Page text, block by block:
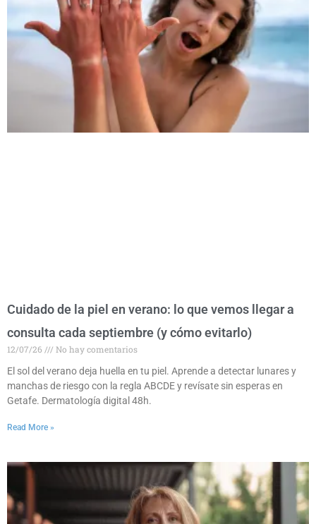
Cuidado de la piel en verano: lo que vemos llegar a
consulta cada septiembre (y cómo evitarlo)
12/07/26
No hay comentarios
El sol del verano deja huella en tu piel. Aprende a detectar lunares y
manchas de riesgo con la regla ABCDE y revísate sin esperas en
Getafe. Dermatología digital 48h.
Read More »